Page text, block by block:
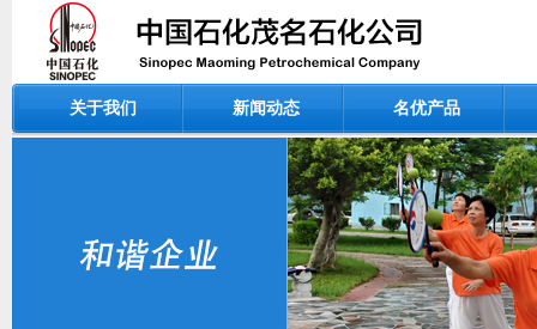
关于我们 新闻动态 名优产品